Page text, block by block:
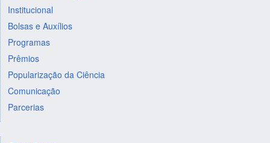
Institucional
Bolsas e Auxílios
Programas
Prêmios
Popularização da Ciência
Comunicação
Parcerias